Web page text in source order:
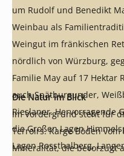
um Rudolf und Benedikt
Weinbau als
Weingut im fränkischen
nördlich von Würzburg,
Familie May auf 17 Hektar
auch Spätburgunder,
Rieslaner. Hervorragende
die Großen Lagen
Lagen Rossthalberg,
Die Natur im Blick
Im Vordergrund steht für
Terroirs. Karge Böden
Mineralität, die bevorzugt